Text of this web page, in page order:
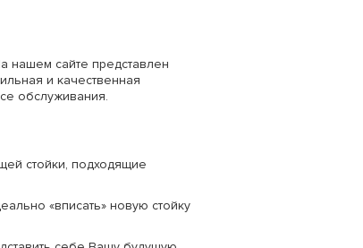
нашем сайте представлен
и качественная
обслуживания.
стойки, подходящие
«вписать» новую стойку